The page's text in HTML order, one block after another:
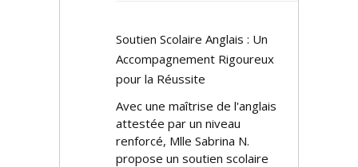
Soutien Scolaire Anglais : Un
Accompagnement Rigoureux
pour la Réussite
Avec une maîtrise de l'anglais
attestée par un niveau
renforcé, Mlle Sabrina N.
propose un soutien scolaire